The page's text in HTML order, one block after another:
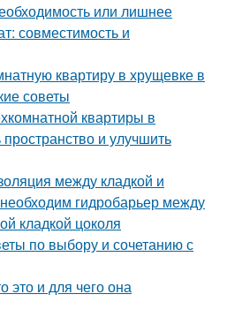
или лишнее
совместимость и
квартиру в хрущевке в
советы
квартиры в
и улучшить
между кладкой и
гидробарьер между
кладкой цоколя
по выбору и сочетанию с
это и для чего она